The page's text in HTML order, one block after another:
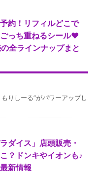
約！リフィルどこで
っち重ねるシール♥
全ラインナップまと
りしーる”がパワーアップし
ダイス」店頭販売・
？ドンキやイオンも♪
新情報